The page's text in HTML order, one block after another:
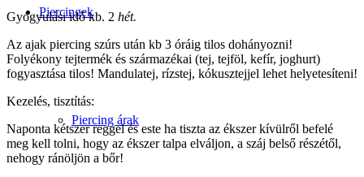
Piercingek
Piercing árak
Gyógyulási idő kb. 2 hét.
Az ajak piercing szúrs után kb 3 óráig tilos dohányozni!
Folyékony tejtermék és származékai (tej, tejföl, kefír, joghurt)
fogyasztása tilos! Mandulatej, rízstej, kókusztejjel lehet helyetesíteni!
Kezelés, tisztítás:
Naponta kétszer reggel és este ha tiszta az ékszer kívülről befelé
meg kell tolni, hogy az ékszer talpa elváljon, a száj belső részétől,
nehogy ránöljön a bőr!